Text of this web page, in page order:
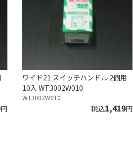
円
ワイド21 スイッチハンドル 2個用
10入 WT3002W010
WT3002W010
税込1,419円